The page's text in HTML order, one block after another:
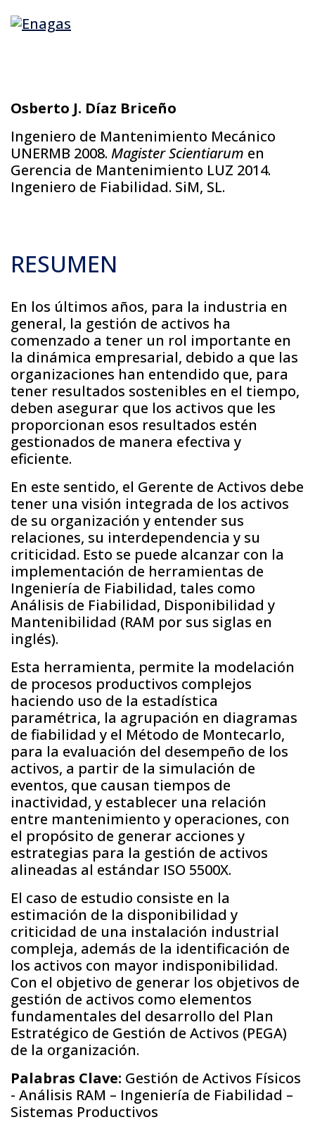
Osberto J. Díaz Briceño
Ingeniero de Mantenimiento Mecánico
UNERMB 2008. Magister Scientiarum en
Gerencia de Mantenimiento LUZ 2014.
Ingeniero de Fiabilidad. SiM, SL.
RESUMEN
En los últimos años, para la industria en
general, la gestión de activos ha
comenzado a tener un rol importante en
la dinámica empresarial, debido a que las
organizaciones han entendido que, para
tener resultados sostenibles en el tiempo,
deben asegurar que los activos que les
proporcionan esos resultados estén
gestionados de manera efectiva y
eficiente.
En este sentido, el Gerente de Activos debe
tener una visión integrada de los activos
de su organización y entender sus
relaciones, su interdependencia y su
criticidad. Esto se puede alcanzar con la
implementación de herramientas de
Ingeniería de Fiabilidad, tales como
Análisis de Fiabilidad, Disponibilidad y
Mantenibilidad (RAM por sus siglas en
inglés).
Esta herramienta, permite la modelación
de procesos productivos complejos
haciendo uso de la estadística
paramétrica, la agrupación en diagramas
de fiabilidad y el Método de Montecarlo,
para la evaluación del desempeño de los
activos, a partir de la simulación de
eventos, que causan tiempos de
inactividad, y establecer una relación
entre mantenimiento y operaciones, con
el propósito de generar acciones y
estrategias para la gestión de activos
alineadas al estándar ISO 5500X.
El caso de estudio consiste en la
estimación de la disponibilidad y
criticidad de una instalación industrial
compleja, además de la identificación de
los activos con mayor indisponibilidad.
Con el objetivo de generar los objetivos de
gestión de activos como elementos
fundamentales del desarrollo del Plan
Estratégico de Gestión de Activos (PEGA)
de la organización.
Palabras Clave: Gestión de Activos Físicos
- Análisis RAM – Ingeniería de Fiabilidad –
Sistemas Productivos